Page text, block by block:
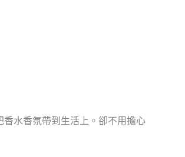
水香氛帶到生活上。卻不用擔心